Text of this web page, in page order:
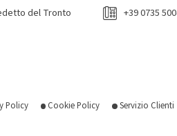
del Tronto
+39 0735
Policy Cookie Policy Servizio Clienti